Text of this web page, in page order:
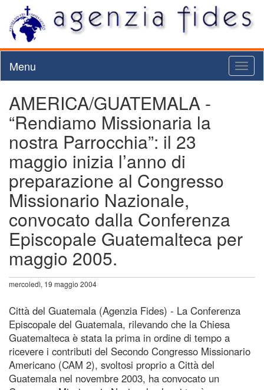
Menu
AMERICA/GUATEMALA -
“Rendiamo Missionaria la
nostra Parrocchia”: il 23
maggio inizia l’anno di
preparazione al Congresso
Missionario Nazionale,
convocato dalla Conferenza
Episcopale Guatemalteca per
maggio 2005.
mercoledì, 19 maggio 2004
Città del Guatemala (Agenzia Fides) - La Conferenza
Episcopale del Guatemala, rilevando che la Chiesa
Guatemalteca è stata la prima in ordine di tempo a
ricevere i contributi del Secondo Congresso Missionario
Americano (CAM 2), svoltosi proprio a Città del
Guatemala nel novembre 2003, ha convocato un